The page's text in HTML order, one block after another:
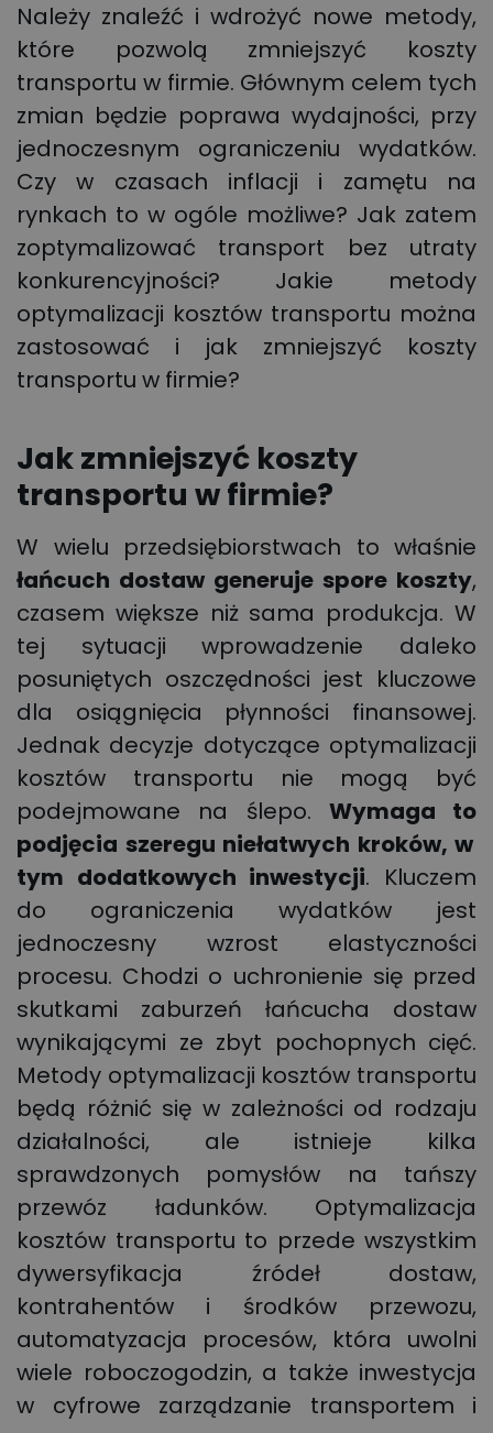
Należy znaleźć i wdrożyć nowe metody,
które pozwolą zmniejszyć koszty
transportu w firmie. Głównym celem tych
zmian będzie poprawa wydajności, przy
jednoczesnym ograniczeniu wydatków.
Czy w czasach inflacji i zamętu na
rynkach to w ogóle możliwe? Jak zatem
zoptymalizować transport bez utraty
konkurencyjności? Jakie metody
optymalizacji kosztów transportu można
zastosować i jak zmniejszyć koszty
transportu w firmie?
Jak zmniejszyć koszty
transportu w firmie?
W wielu przedsiębiorstwach to właśnie
łańcuch dostaw generuje spore koszty,
czasem większe niż sama produkcja. W
tej sytuacji wprowadzenie daleko
posuniętych oszczędności jest kluczowe
dla osiągnięcia płynności finansowej.
Jednak decyzje dotyczące optymalizacji
kosztów transportu nie mogą być
podejmowane na ślepo. Wymaga to
podjęcia szeregu niełatwych kroków, w
tym dodatkowych inwestycji. Kluczem
do ograniczenia wydatków jest
jednoczesny wzrost elastyczności
procesu. Chodzi o uchronienie się przed
skutkami zaburzeń łańcucha dostaw
wynikającymi ze zbyt pochopnych cięć.
Metody optymalizacji kosztów transportu
będą różnić się w zależności od rodzaju
działalności, ale istnieje kilka
sprawdzonych pomysłów na tańszy
przewóz ładunków. Optymalizacja
kosztów transportu to przede wszystkim
dywersyfikacja źródeł dostaw,
kontrahentów i środków przewozu,
automatyzacja procesów, która uwolni
wiele roboczogodzin, a także inwestycja
w cyfrowe zarządzanie transportem i